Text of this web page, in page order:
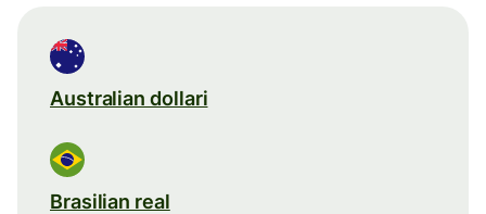
Australian dollari
Brasilian real